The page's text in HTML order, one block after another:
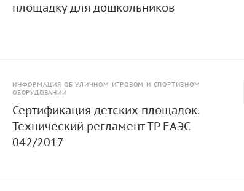
площадку для дошкольников
ИНФОРМАЦИЯ ОБ УЛИЧНОМ ИГРОВОМ И СПОРТИВНОМ
ОБОРУДОВАНИИ
Сертификация детских площадок.
Технический регламент ТР ЕАЭС
042/2017